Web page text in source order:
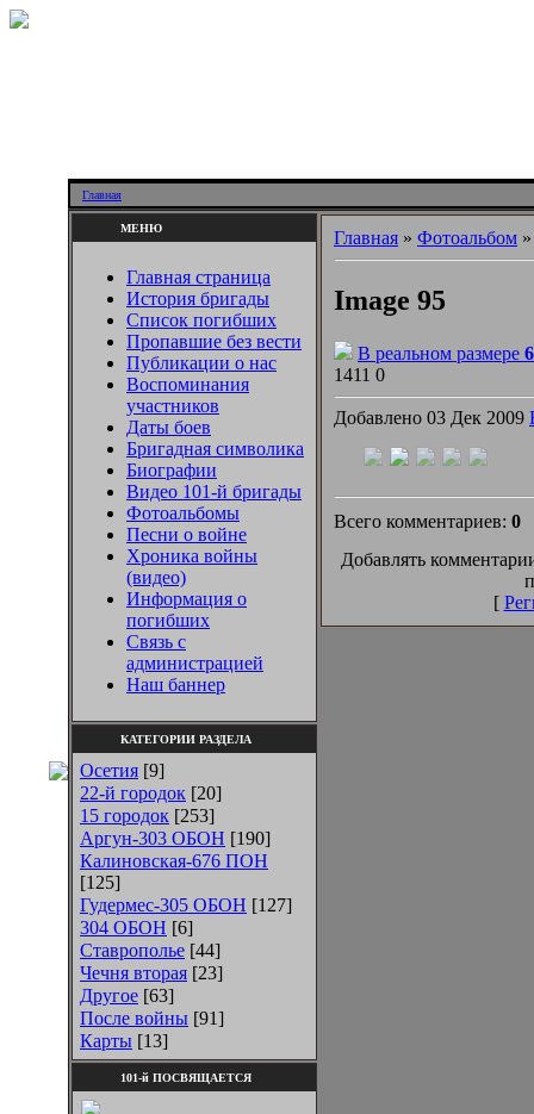
Главная
МЕНЮ
Главная страница
История бригады
Список погибших
Пропавшие без вести
Публикации о нас
Воспоминания
участников
Даты боев
Бригадная символика
Биографии
Видео 101-й бригады
Фотоальбомы
Песни о войне
Хроника войны
(видео)
Информация о
погибших
Связь с
администрацией
Наш баннер
КАТЕГОРИИ РАЗДЕЛА
Осетия [9]
22-й городок [20]
15 городок [253]
Аргун-303 ОБОН [190]
Калиновская-676 ПОН
[125]
Гудермес-305 ОБОН [127]
304 ОБОН [6]
Ставрополье [44]
Чечня вторая [23]
Другое [63]
После войны [91]
Карты [13]
101-й ПОСВЯЩАЕТСЯ
Главная » Фотоальбом
Image 95
В реальном размере
1411 0
Добавлено 03 Дек 2009
Всего комментариев: 0
Добавлять
[